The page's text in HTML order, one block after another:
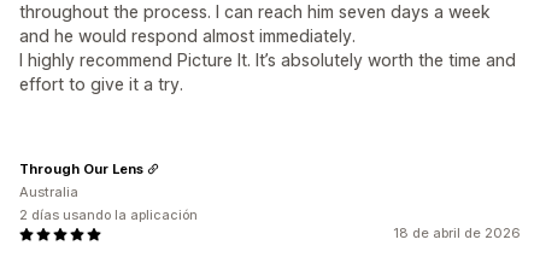
throughout the process. I can reach him seven days a week
and he would respond almost immediately.
I highly recommend Picture It. It’s absolutely worth the time and
effort to give it a try.
18 de abril de 2026
Through Our Lens
Australia
2 días usando la aplicación